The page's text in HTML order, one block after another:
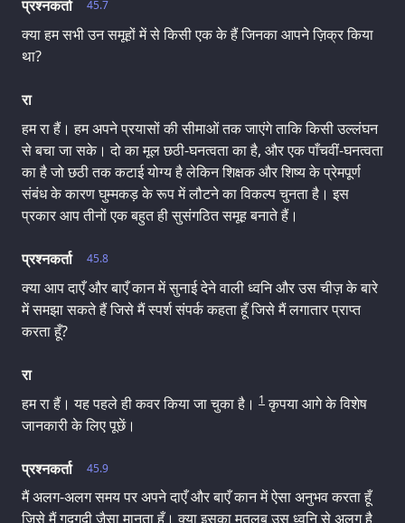
45.7
प्रश्नकर्ता
क्या हम सभी उन समूहों में से किसी एक के हैं जिनका आपने ज़िक्र किया
था?
रा
हम रा हैं। हम अपने प्रयासों की सीमाओं तक जाएंगे ताकि किसी उल्लंघन
से बचा जा सके। दो का मूल छठी-घनत्वता का है, और एक पाँचवीं-घनत्वता
का है जो छठी तक कटाई योग्य है लेकिन शिक्षक और शिष्य के प्रेमपूर्ण
संबंध के कारण घुम्मकड़ के रूप में लौटने का विकल्प चुनता है। इस
प्रकार आप तीनों एक बहुत ही सुसंगठित समूह बनाते हैं।
45.8
प्रश्नकर्ता
क्या आप दाएँ और बाएँ कान में सुनाई देने वाली ध्वनि और उस चीज़ के बारे
में समझा सकते हैं जिसे मैं स्पर्श संपर्क कहता हूँ जिसे मैं लगातार प्राप्त
करता हूँ?
रा
हम रा हैं। यह पहले ही कवर किया जा चुका है। 1 कृपया आगे के विशेष
जानकारी के लिए पूछें।
45.9
प्रश्नकर्ता
मैं अलग-अलग समय पर अपने दाएँ और बाएँ कान में ऐसा अनुभव करता हूँ
जिसे मैं गुदगुदी जैसा मानता हूँ। क्या इसका मतलब उस ध्वनि से अलग है